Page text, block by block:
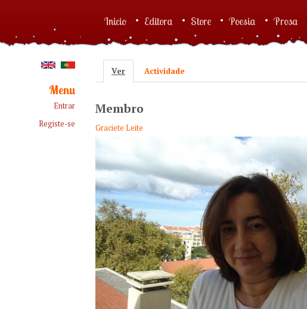
Main menu
Inicio Editora Store Poesia Prosa
Menu
Entrar
Registe-se
Primary tabs
Ver (active tab)
Actividade
Membro
Graciete Leite